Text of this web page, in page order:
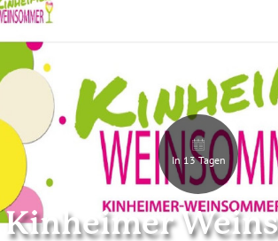
In 13 Tagen
Kinheimer